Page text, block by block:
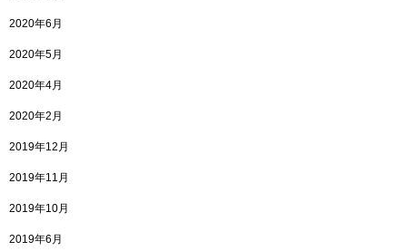
2020年6月
2020年5月
2020年4月
2020年2月
2019年12月
2019年11月
2019年10月
2019年6月